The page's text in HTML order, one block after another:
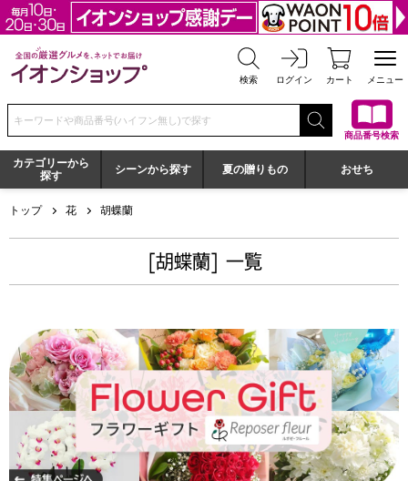
全国の厳選グルメを、ネットでお届け イオンショップ
検索 ログイン カート メニュー
検索キーワードまたは商品番号を入力してください
商品番号検索
カテゴリーから
探す
シーンから探す 夏の贈りもの おせち
トップ 花 胡蝶蘭
[胡蝶蘭] 一覧